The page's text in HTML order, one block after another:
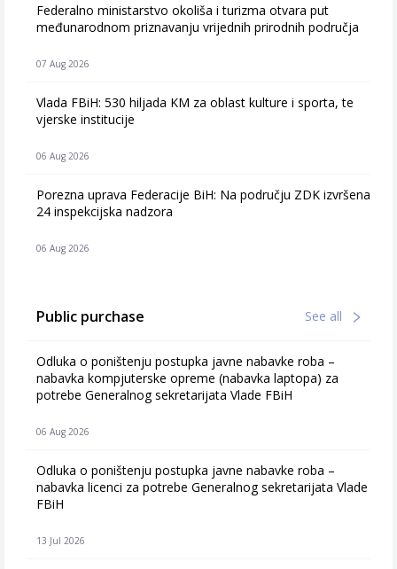
Federalno ministarstvo okoliša i turizma otvara put
međunarodnom priznavanju vrijednih prirodnih područja
07 Aug 2026
Vlada FBiH: 530 hiljada KM za oblast kulture i sporta, te
vjerske institucije
06 Aug 2026
Porezna uprava Federacije BiH: Na području ZDK izvršena
24 inspekcijska nadzora
06 Aug 2026
Public purchase See all
Odluka o poništenju postupka javne nabavke roba –
nabavka kompjuterske opreme (nabavka laptopa) za
potrebe Generalnog sekretarijata Vlade FBiH
06 Aug 2026
Odluka o poništenju postupka javne nabavke roba –
nabavka licenci za potrebe Generalnog sekretarijata Vlade
FBiH
13 Jul 2026